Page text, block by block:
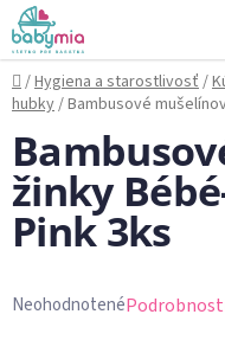
Prejsť
na
obsah
Domov
/Hygiena a starostlivosť/
hubky/Bambusové
žinky
Pink 3ks
Priemerné
Neohodnotené